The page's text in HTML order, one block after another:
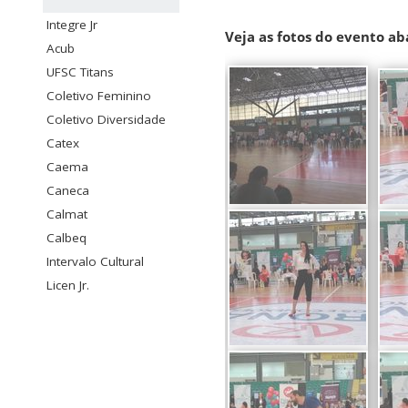
Integre Jr
Acub
UFSC Titans
Coletivo Feminino
Coletivo Diversidade
Catex
Caema
Caneca
Calmat
Calbeq
Intervalo Cultural
Licen Jr.
Veja as fotos do evento